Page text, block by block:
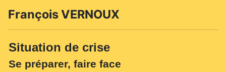
François VERNOUX
Situation de crise
Se préparer, faire face